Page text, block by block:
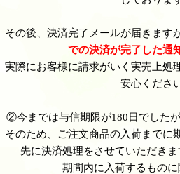
その後、決済完了メールが届きます
での決済が完了した通
実際にお客様に請求がいく実売上処
安心くださ
②今までは与信期限が180日でしたが
そのため、ご注文商品の入荷までに
先に決済処理をさせていただきま
期間内に入荷するものに